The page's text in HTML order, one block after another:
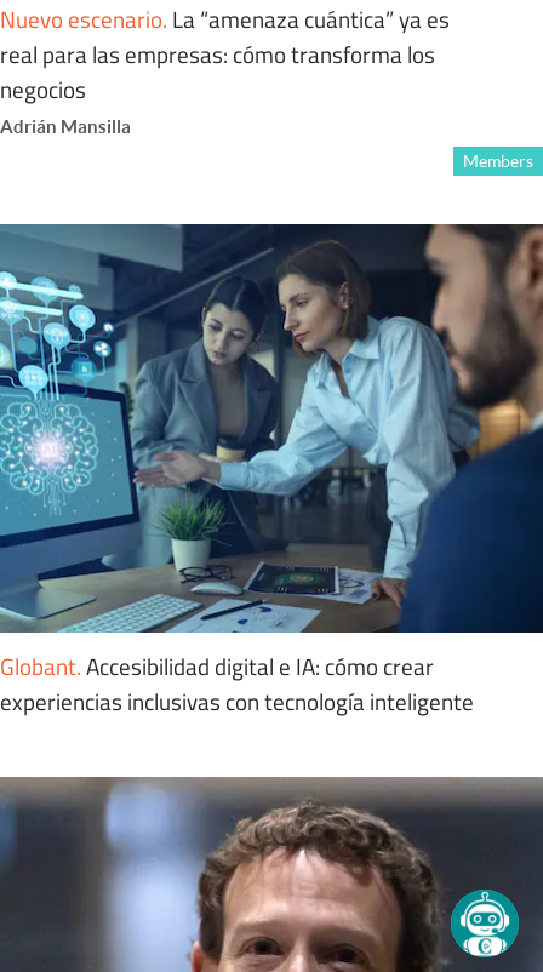
Nuevo escenario. La “amenaza cuántica” ya es
real para las empresas: cómo transforma los
negocios
Adrián Mansilla
Members
Globant.Accesibilidad digital e IA: cómo crear
experiencias inclusivas con tecnología inteligente